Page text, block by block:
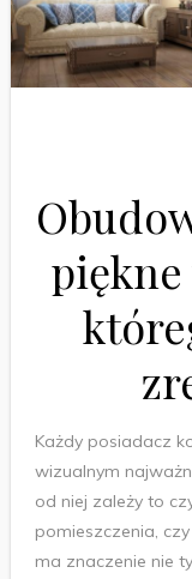
Każdy posiadacz
wizualnym
od niej zależy to
pomieszczenia,
ma znaczenie nie